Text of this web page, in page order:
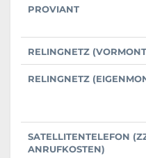
PROVIANT
RELINGNETZ
RELINGNETZ
SATELLITENTELEFON
ANRUFKOSTEN)